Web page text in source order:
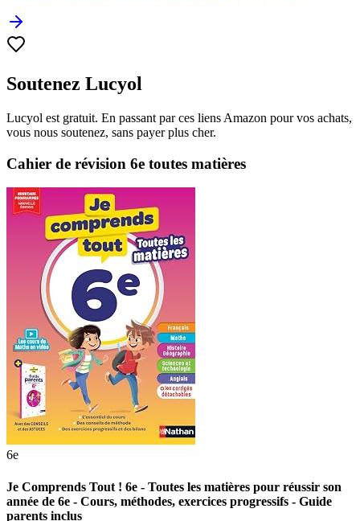
Soutenez Lucyol
Lucyol est gratuit. En passant par ces liens Amazon pour vos achats,
vous nous soutenez, sans payer plus cher.
Cahier de révision 6e toutes matières
6e
Je Comprends Tout ! 6e - Toutes les matières pour réussir son
année de 6e - Cours, méthodes, exercices progressifs - Guide
parents inclus